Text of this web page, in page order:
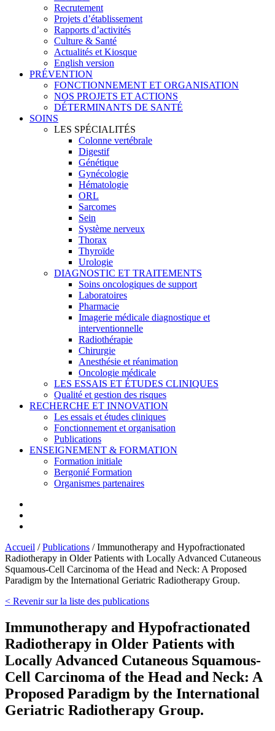
Recrutement
Projets d’établissement
Rapports d’activités
Culture & Santé
Actualités et Kiosque
English version
PRÉVENTION
FONCTIONNEMENT ET ORGANISATION
NOS PROJETS ET ACTIONS
DÉTERMINANTS DE SANTÉ
SOINS
LES SPÉCIALITÉS
Colonne vertébrale
Digestif
Génétique
Gynécologie
Hématologie
ORL
Sarcomes
Sein
Système nerveux
Thorax
Thyroïde
Urologie
DIAGNOSTIC ET TRAITEMENTS
Soins oncologiques de support
Laboratoires
Pharmacie
Imagerie médicale diagnostique et
interventionnelle
Radiothérapie
Chirurgie
Anesthésie et réanimation
Oncologie médicale
LES ESSAIS ET ÉTUDES CLINIQUES
Qualité et gestion des risques
RECHERCHE ET INNOVATION
Les essais et études cliniques
Fonctionnement et organisation
Publications
ENSEIGNEMENT & FORMATION
Formation initiale
Bergonié Formation
Organismes partenaires
Accueil /Publications /Immunotherapy and Hypofractionated
Radiotherapy in Older Patients with Locally Advanced Cutaneous
Squamous-Cell Carcinoma of the Head and Neck: A Proposed
Paradigm by the International Geriatric Radiotherapy Group.
< Revenir sur la liste des publications
Immunotherapy and Hypofractionated
Radiotherapy in Older Patients with
Locally Advanced Cutaneous Squamous-
Cell Carcinoma of the Head and Neck: A
Proposed Paradigm by the International
Geriatric Radiotherapy Group.